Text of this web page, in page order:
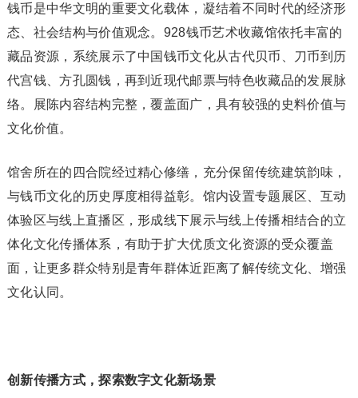
钱币是中华文明的重要文化载体，凝结着不同时代的经济形
态、社会结构与价值观念。928钱币艺术收藏馆依托丰富的
藏品资源，系统展示了中国钱币文化从古代贝币、刀币到历
代宫钱、方孔圆钱，再到近现代邮票与特色收藏品的发展脉
络。展陈内容结构完整，覆盖面广，具有较强的史料价值与
文化价值。
馆舍所在的四合院经过精心修缮，充分保留传统建筑韵味，
与钱币文化的历史厚度相得益彰。馆内设置专题展区、互动
体验区与线上直播区，形成线下展示与线上传播相结合的立
体化文化传播体系，有助于扩大优质文化资源的受众覆盖
面，让更多群众特别是青年群体近距离了解传统文化、增强
文化认同。
创新传播方式，探索数字文化新场景